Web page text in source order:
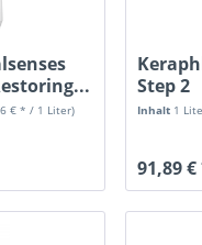
€ * / 1 Liter)
Step 2
Inhalt 1
91,89